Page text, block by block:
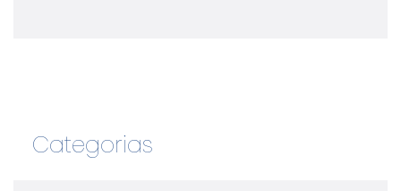
Categorias